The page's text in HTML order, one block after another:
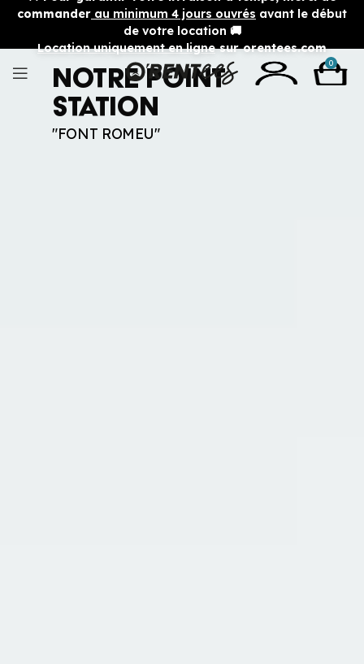
commander au minimum 4 jours ouvrés avant le début
de votre location 🚚
Location uniquement en lignesur orentees.com
0
Notre Point
station
"FONT ROMEU"